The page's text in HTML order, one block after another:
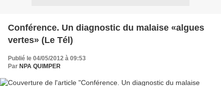
Conférence. Un diagnostic du malaise «algues
vertes» (Le Tél)
Publié le 04/05/2012 à 09:53
Par NPA QUIMPER